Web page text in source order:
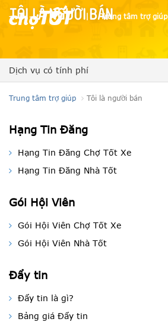
Trung tâm trợ giúp
Tôi là người bán
Dịch vụ có tính phí
Trung tâm trợ giúp Tôi là người bán
Hạng Tin Đăng
Hạng Tin Đăng Chợ Tốt Xe
Hạng Tin Đăng Nhà Tốt
Gói Hội Viên
Gói Hội Viên Chợ Tốt Xe
Gói Hội Viên Nhà Tốt
Đẩy tin
Đẩy tin là gì?
Bảng giá Đẩy tin